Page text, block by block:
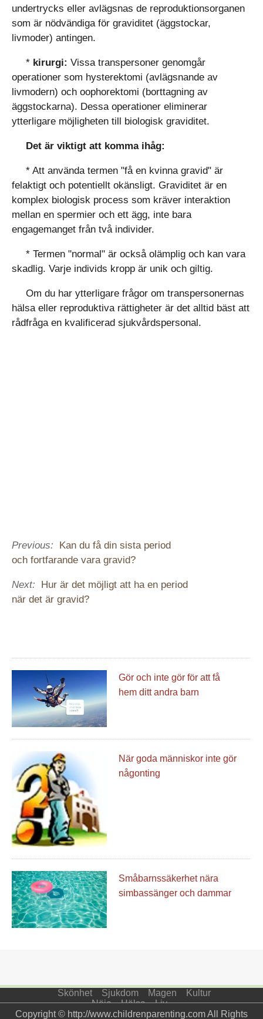
undertrycks eller avlägsnas de reproduktionsorganen
som är nödvändiga för graviditet (äggstockar,
livmoder) antingen.
* kirurgi: Vissa transpersoner genomgår
operationer som hysterektomi (avlägsnande av
livmodern) och oophorektomi (borttagning av
äggstockarna). Dessa operationer eliminerar
ytterligare möjligheten till biologisk graviditet.
Det är viktigt att komma ihåg:
* Att använda termen "få en kvinna gravid" är
felaktigt och potentiellt okänsligt. Graviditet är en
komplex biologisk process som kräver interaktion
mellan en spermier och ett ägg, inte bara
engagemanget från två individer.
* Termen "normal" är också olämplig och kan vara
skadlig. Varje individs kropp är unik och giltig.
Om du har ytterligare frågor om transpersonernas
hälsa eller reproduktiva rättigheter är det alltid bäst att
rådfråga en kvalificerad sjukvårdspersonal.
Previous:
Kan du få din sista period
och fortfarande vara gravid?
Next:
Hur är det möjligt att ha en period
när det är gravid?
Gör och inte gör för att få
hem ditt andra barn
När goda människor inte gör
någonting
Småbarnssäkerhet nära
simbassänger och dammar
Skönhet Sjukdom Magen
Kultur
Nöje
Hälsa
Liv
Copyright © http://www.childrenparenting.com All Rights